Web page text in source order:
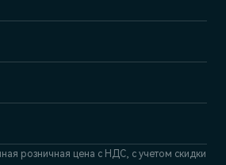
Прошлякова,
розничная цена c НДС, с учетом скидки